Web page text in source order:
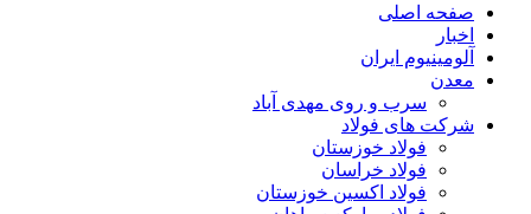
صفحه اصلی
اخبار
آلومینیوم ایران
معدن
سرب و روی مهدی آباد
شرکت های فولاد
فولاد خوزستان
فولاد خراسان
فولاد اکسین خوزستان